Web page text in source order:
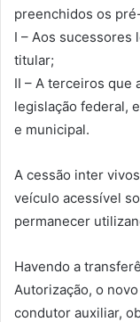
preenchidos os
I – Aos sucessores
titular;
II – A terceiros que
legislação federal,
e municipal.
A cessão inter
veículo acessível
permanecer
Havendo a
Autorização, o
condutor auxiliar,